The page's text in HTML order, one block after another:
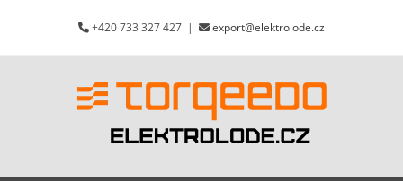
obsahu
+420 733 327 427 | export@elektrolode.cz